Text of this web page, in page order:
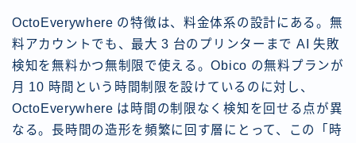
OctoEverywhere の特徴は、料金体系の設計にある。無
料アカウントでも、最大 3 台のプリンターまで AI 失敗
検知を無料かつ無制限で使える。Obico の無料プランが
月 10 時間という時間制限を設けているのに対し、
OctoEverywhere は時間の制限なく検知を回せる点が異
なる。長時間の造形を頻繁に回す層にとって、この「時